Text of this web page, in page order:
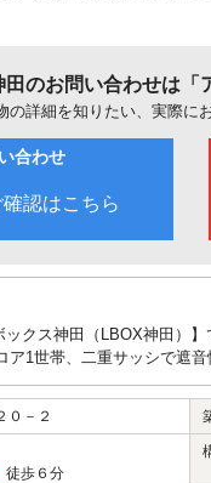
田のお問い合わせは
の詳細を知りたい、実際
合わせ
認はこちら
クス神田（LBOX神田）
1世帯、二重サッシで遮
０－２
徒歩６分